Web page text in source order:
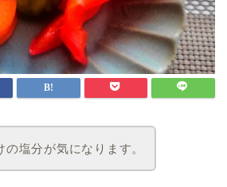
の塩分が気になります。